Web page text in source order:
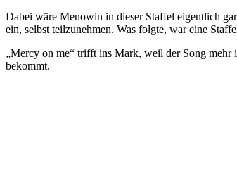
Dabei wäre Menowin in dieser Staffel eigentlich
ein, selbst teilzunehmen. Was folgte, war eine
„Mercy on me“ trifft ins Mark, weil der Song mehr
bekommt.